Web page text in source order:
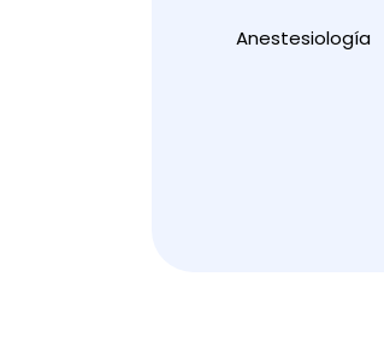
Anestesiología